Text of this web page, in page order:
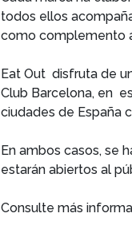
todos ellos
como complemento
Eat Out disfruta de
Club Barcelona, en
ciudades de España
En ambos casos, se
estarán abiertos al
Consulte más